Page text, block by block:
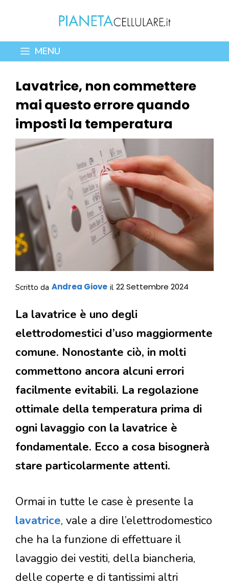
contenuto
MENU
Lavatrice, non commettere
mai questo errore quando
imposti la temperatura
Scritto da Andrea Giove il 22 Settembre 2024
La lavatrice è uno degli
elettrodomestici d’uso maggiormente
comune. Nonostante ciò, in molti
commettono ancora alcuni errori
facilmente evitabili. La regolazione
ottimale della temperatura prima di
ogni lavaggio con la lavatrice è
fondamentale. Ecco a cosa bisognerà
stare particolarmente attenti.
Ormai in tutte le case è presente la
lavatrice, vale a dire l’elettrodomestico
che ha la funzione di effettuare il
lavaggio dei vestiti, della biancheria,
delle coperte e di tantissimi altri